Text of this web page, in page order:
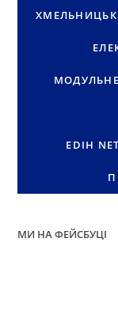
EDIH
МИ НА ФЕЙСБУЦІ